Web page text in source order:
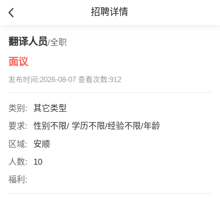
招聘详情
翻译人员/全职
面议
发布时间:2026-08-07 查看次数:912
类别:
其它类型
要求:
性别不限/ 学历不限/经验不限/年龄
区域:
安顺
人数:
10
福利: